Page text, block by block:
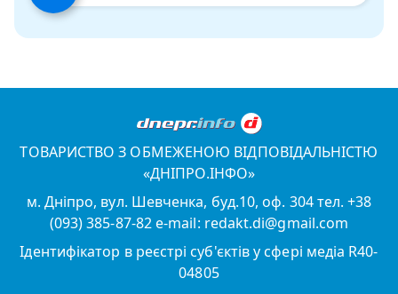
ТОВАРИСТВО З ОБМЕЖЕНОЮ ВІДПОВІДАЛЬНІСТЮ
«ДНІПРО.ІНФО»
м. Дніпро, вул. Шевченка, буд.10, оф. 304 тел. +38
(093) 385-87-82 e-mail: redakt.di@gmail.com
Ідентифікатор в реєстрі суб'єктів у сфері медіа R40-
04805